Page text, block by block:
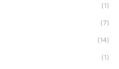
(1)
(7)
(14)
(1)